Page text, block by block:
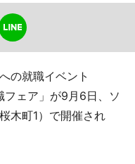
の就職イベント
フェア」が9月6日、ソ
木町1）で開催され